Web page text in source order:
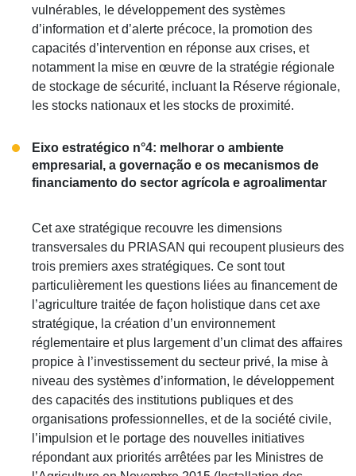
vulnérables, le développement des systèmes
d’information et d’alerte précoce, la promotion des
capacités d’intervention en réponse aux crises, et
notamment la mise en œuvre de la stratégie régionale
de stockage de sécurité, incluant la Réserve régionale,
les stocks nationaux et les stocks de proximité.
Eixo estratégico n°4: melhorar o ambiente
empresarial, a governação e os mecanismos de
financiamento do sector agrícola e agroalimentar
Cet axe stratégique recouvre les dimensions
transversales du PRIASAN qui recoupent plusieurs des
trois premiers axes stratégiques. Ce sont tout
particulièrement les questions liées au financement de
l’agriculture traitée de façon holistique dans cet axe
stratégique, la création d’un environnement
réglementaire et plus largement d’un climat des affaires
propice à l’investissement du secteur privé, la mise à
niveau des systèmes d’information, le développement
des capacités des institutions publiques et des
organisations professionnelles, et de la société civile,
l’impulsion et le portage des nouvelles initiatives
répondant aux priorités arrêtées par les Ministres de